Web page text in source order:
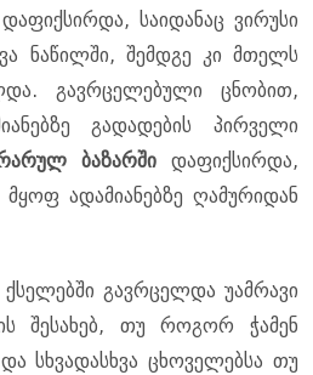
საიდანაც ვირუსი
ნაწილში, შემდგე კი მთელს
გავრცელებული ცნობით,
გადადების პირველი
ბაზარში დაფიქსირდა,
ადამიანებზე ღამურიდან
გავრცელდა უამრავი
შესახებ, თუ როგორ ჭამენ
სხვადასხვა ცხოველებსა თუ